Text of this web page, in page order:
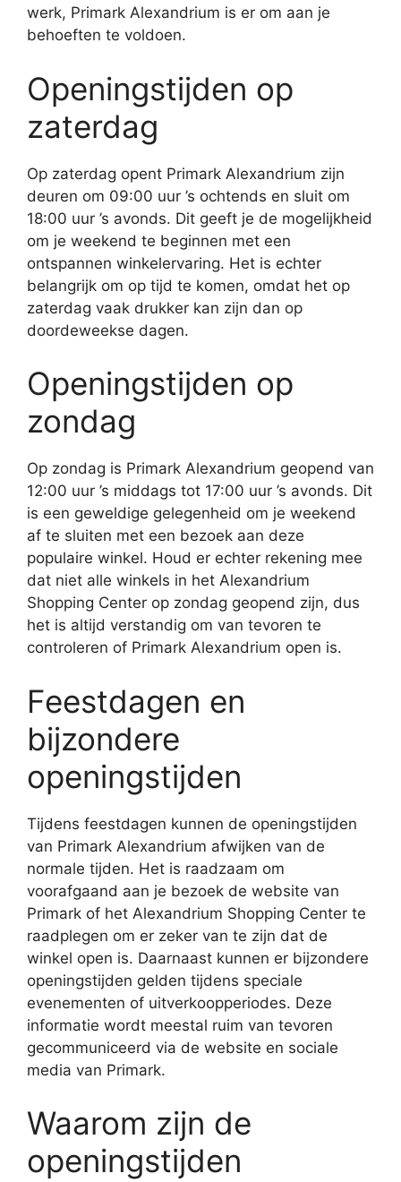
werk, Primark Alexandrium is er om aan je
behoeften te voldoen.
Openingstijden op
zaterdag
Op zaterdag opent Primark Alexandrium zijn
deuren om 09:00 uur ’s ochtends en sluit om
18:00 uur ’s avonds. Dit geeft je de mogelijkheid
om je weekend te beginnen met een
ontspannen winkelervaring. Het is echter
belangrijk om op tijd te komen, omdat het op
zaterdag vaak drukker kan zijn dan op
doordeweekse dagen.
Openingstijden op
zondag
Op zondag is Primark Alexandrium geopend van
12:00 uur ’s middags tot 17:00 uur ’s avonds. Dit
is een geweldige gelegenheid om je weekend
af te sluiten met een bezoek aan deze
populaire winkel. Houd er echter rekening mee
dat niet alle winkels in het Alexandrium
Shopping Center op zondag geopend zijn, dus
het is altijd verstandig om van tevoren te
controleren of Primark Alexandrium open is.
Feestdagen en
bijzondere
openingstijden
Tijdens feestdagen kunnen de openingstijden
van Primark Alexandrium afwijken van de
normale tijden. Het is raadzaam om
voorafgaand aan je bezoek de website van
Primark of het Alexandrium Shopping Center te
raadplegen om er zeker van te zijn dat de
winkel open is. Daarnaast kunnen er bijzondere
openingstijden gelden tijdens speciale
evenementen of uitverkoopperiodes. Deze
informatie wordt meestal ruim van tevoren
gecommuniceerd via de website en sociale
media van Primark.
Waarom zijn de
openingstijden